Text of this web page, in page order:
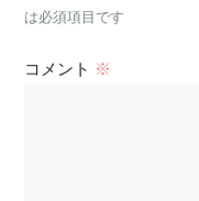
は必須項目です
コメント ※